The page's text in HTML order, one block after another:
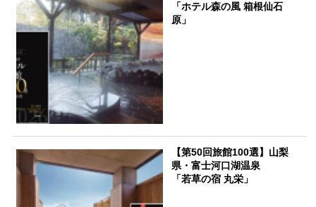
「ホテル森の風 箱根仙石
原」
【第50回旅館100選】山梨
県・富士河口湖温泉
「若草の宿 丸栄」